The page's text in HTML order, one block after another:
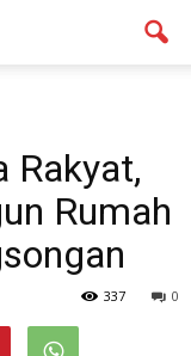
Rakyat,
Rumah
0
337